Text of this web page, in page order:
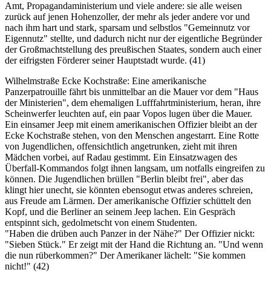
Amt, Propagandaministerium und viele andere: sie alle weisen
zurück auf jenen Hohenzoller, der mehr als jeder andere vor und
nach ihm hart und stark, sparsam und selbstlos "Gemeinnutz vor
Eigennutz" stellte, und dadurch nicht nur der eigentliche Begründer
der Großmachtstellung des preußischen Staates, sondern auch einer
der eifrigsten Förderer seiner Hauptstadt wurde. (41)
Wilhelmstraße Ecke Kochstraße: Eine amerikanische
Panzerpatrouille fährt bis unmittelbar an die Mauer vor dem "Haus
der Ministerien", dem ehemaligen Lufffahrtministerium, heran, ihre
Scheinwerfer leuchten auf, ein paar Vopos lugen über die Mauer.
Ein einsamer Jeep mit einem amerikanischen Offizier bleibt an der
Ecke Kochstraße stehen, von den Menschen angestarrt. Eine Rotte
von Jugendlichen, offensichtlich angetrunken, zieht mit ihren
Mädchen vorbei, auf Radau gestimmt. Ein Einsatzwagen des
Überfall-Kommandos folgt ihnen langsam, um notfalls eingreifen zu
können. Die Jugendlichen brüllen "Berlin bleibt frei", aber das
klingt hier unecht, sie könnten ebensogut etwas anderes schreien,
aus Freude am Lärmen. Der amerikanische Offizier schüttelt den
Kopf, und die Berliner an seinem Jeep lachen. Ein Gespräch
entspinnt sich, gedolmetscht von einem Studenten.
"Haben die drüben auch Panzer in der Nähe?" Der Offizier nickt:
"Sieben Stück." Er zeigt mit der Hand die Richtung an. "Und wenn
die nun rüberkommen?" Der Amerikaner lächelt: "Sie kommen
nicht!" (42)